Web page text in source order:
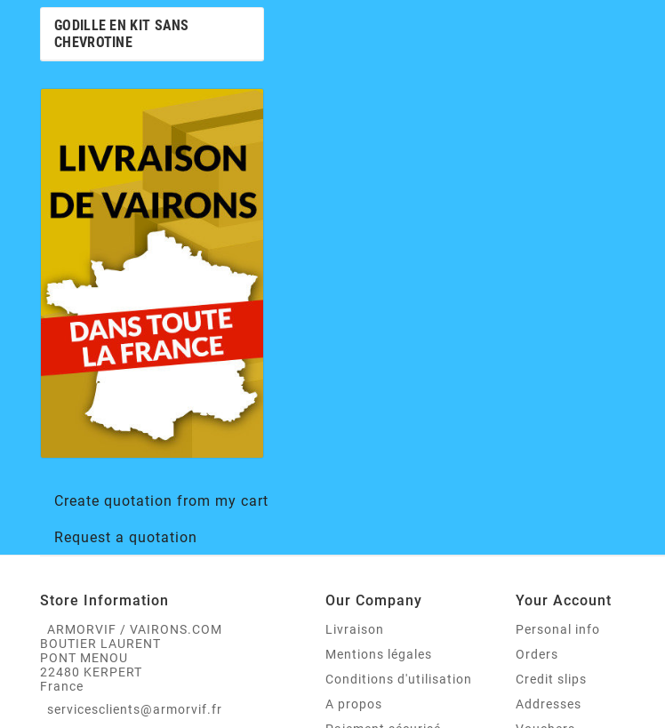
GODILLE EN KIT SANS
CHEVROTINE
Create quotation from my cart
Request a quotation
Store Information
ARMORVIF / VAIRONS.COM
BOUTIER LAURENT
PONT MENOU
22480 KERPERT
France
servicesclients@armorvif.fr
Our Company
Livraison
Mentions légales
Conditions d'utilisation
A propos
Your Account
Personal info
Orders
Credit slips
Addresses